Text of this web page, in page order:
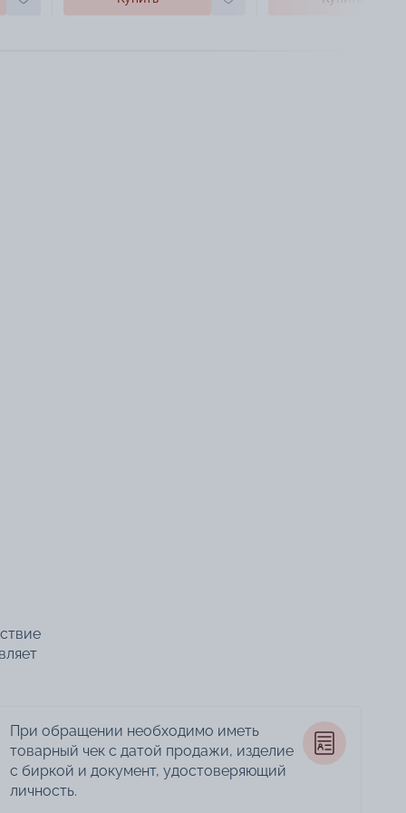
При обращении необходимо иметь
товарный чек с датой продажи, изделие
с биркой и документ, удостоверяющий
личность.